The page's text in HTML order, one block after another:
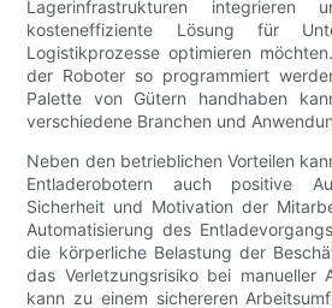
Lagerinfrastrukturen
kosteneffiziente Lösung für
Logistikprozesse optimieren
der Roboter so programmiert
Palette von Gütern handhaben
verschiedene Branchen und
Neben den betrieblichen Vorteilen
Entladerobotern auch positive
Sicherheit und Motivation der
Automatisierung des
die körperliche Belastung der
das Verletzungsrisiko bei manueller
kann zu einem sichereren